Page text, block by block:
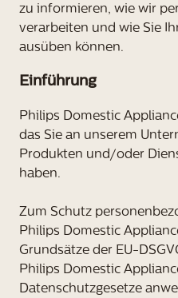
zu informieren, wie wir
verarbeiten und wie Sie
ausüben können.
Einführung
Philips Domestic
das Sie an unserem
Produkten und/oder
haben.
Zum Schutz
Philips Domestic
Grundsätze der EU-
Philips Domestic
Datenschutzgesetze